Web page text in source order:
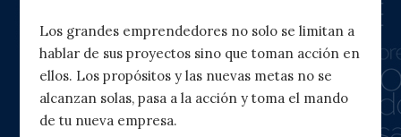
Los grandes emprendedores no solo se limitan a
hablar de sus proyectos sino que toman acción en
ellos. Los propósitos y las nuevas metas no se
alcanzan solas, pasa a la acción y toma el mando
de tu nueva empresa.